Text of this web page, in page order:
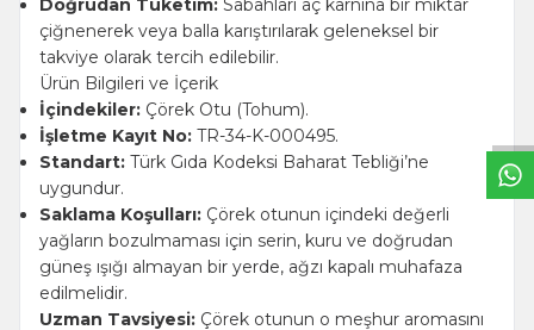
Doğrudan Tüketim: Sabahları aç karnına bir miktar
çiğnenerek veya balla karıştırılarak geleneksel bir
takviye olarak tercih edilebilir.
Ürün Bilgileri ve İçerik
İçindekiler: Çörek Otu (Tohum).
İşletme Kayıt No: TR-34-K-000495.
Standart: Türk Gıda Kodeksi Baharat Tebliği’ne
uygundur.
Saklama Koşulları: Çörek otunun içindeki değerli
yağların bozulmaması için serin, kuru ve doğrudan
güneş ışığı almayan bir yerde, ağzı kapalı muhafaza
edilmelidir.
Uzman Tavsiyesi: Çörek otunun o meşhur aromasını